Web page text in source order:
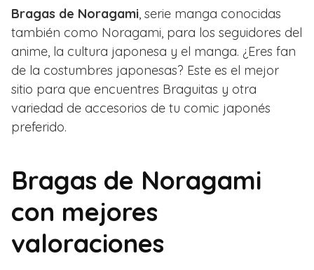
Bragas de Noragami, serie manga conocidas
también como Noragami, para los seguidores del
anime, la cultura japonesa y el manga. ¿Eres fan
de la costumbres japonesas? Este es el mejor
sitio para que encuentres Braguitas y otra
variedad de accesorios de tu comic japonés
preferido.
Bragas de Noragami
con mejores
valoraciones